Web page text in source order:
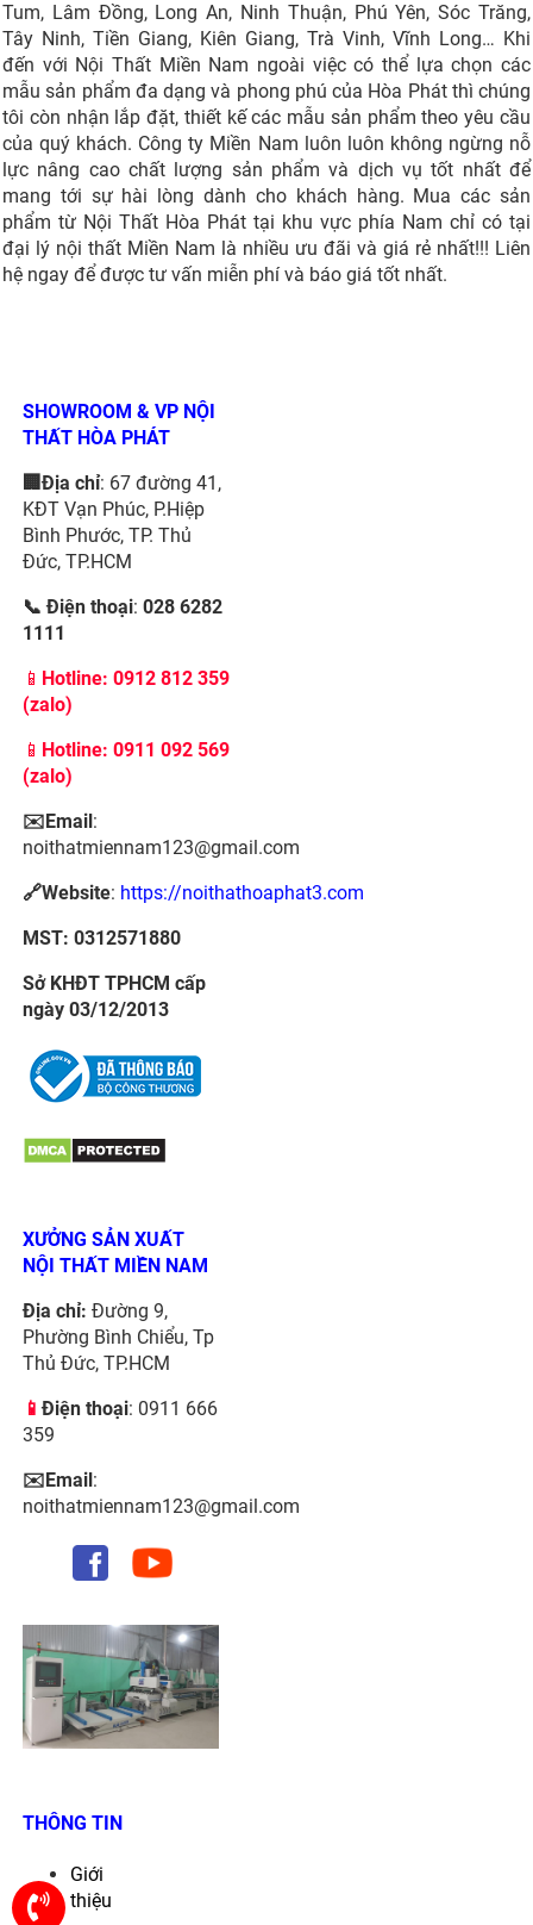
Tum, Lâm Đồng, Long An, Ninh Thuận, Phú Yên, Sóc Trăng,
Tây Ninh, Tiền Giang, Kiên Giang, Trà Vinh, Vĩnh Long… Khi
đến với Nội Thất Miền Nam ngoài việc có thể lựa chọn các
mẫu sản phẩm đa dạng và phong phú của Hòa Phát thì chúng
tôi còn nhận lắp đặt, thiết kế các mẫu sản phẩm theo yêu cầu
của quý khách. Công ty Miền Nam luôn luôn không ngừng nỗ
lực nâng cao chất lượng sản phẩm và dịch vụ tốt nhất để
mang tới sự hài lòng dành cho khách hàng. Mua các sản
phẩm từ Nội Thất Hòa Phát tại khu vực phía Nam chỉ có tại
đại lý nội thất Miền Nam là nhiều ưu đãi và giá rẻ nhất!!! Liên
hệ ngay để được tư vấn miễn phí và báo giá tốt nhất.
SHOWROOM & VP NỘI
THẤT HÒA PHÁT
🏢Địa chỉ: 67 đường 41,
KĐT Vạn Phúc, P.Hiệp
Bình Phước, TP. Thủ
Đức, TP.HCM
📞 Điện thoại: 028 6282
1111
📱 Hotline: 0912 812 359
(zalo)
📱 Hotline: 0911 092 569
(zalo)
✉️Email :
noithatmiennam123@gmail.com
🔗Website: https://noithathoaphat3.com
MST: 0312571880
Sở KHĐT TPHCM cấp
ngày 03/12/2013
XƯỞNG SẢN XUẤT
NỘI THẤT MIỀN NAM
Địa chỉ: Đường 9,
Phường Bình Chiểu, Tp
Thủ Đức, TP.HCM
📱Điện thoại: 0911 666
359
✉️Email :
noithatmiennam123@gmail.com
THÔNG TIN
Giới
thiệu